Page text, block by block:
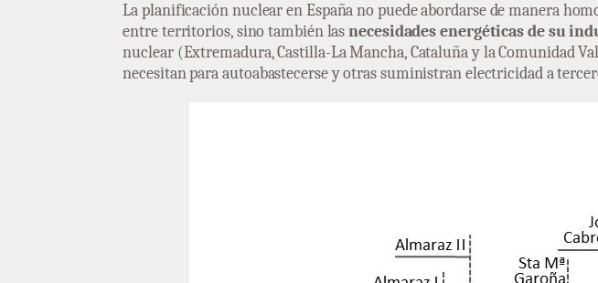
La planificación nuclear en España no puede abordarse de manera
entre territorios, sino también lasnecesidades energéticas de su
nuclear (Extremadura, Castilla-La Mancha, Cataluña y la Comunidad
necesitan para autoabastecerse y otras suministran electricidad a